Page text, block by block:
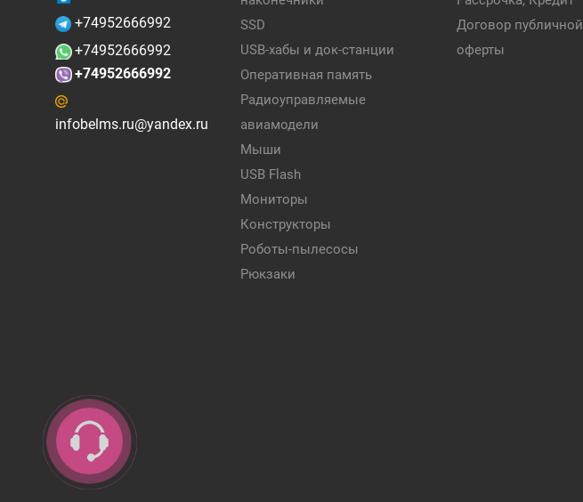
+74952666992
+74952666992
+74952666992
infobelms.ru@yandex.ru
SSD
USB-хабы и док-станции
Оперативная память
Радиоуправляемые
авиамодели
Мыши
USB Flash
Мониторы
Конструкторы
Роботы-пылесосы
Рюкзаки
Договор публичной
оферты